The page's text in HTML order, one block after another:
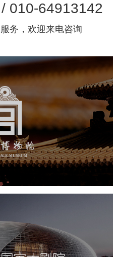
010-64913142
务，欢迎来电咨询
物院
博物馆
博物馆网站建设
万能专题 网站代运营
剧院